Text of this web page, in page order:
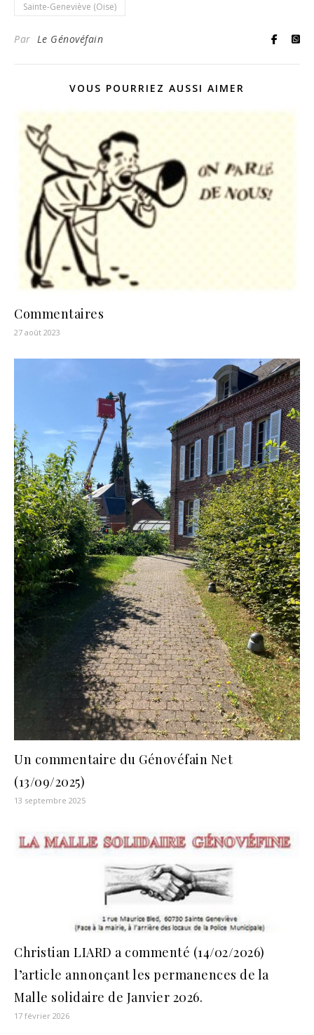
Sainte-Geneviève (Oise)
Par Le Génovéfain
VOUS POURRIEZ AUSSI AIMER
Commentaires
27 août 2023
Un commentaire du Génovéfain Net
(13/09/2025)
13 septembre 2025
Christian LIARD a commenté (14/02/2026)
l’article annonçant les permanences de la
Malle solidaire de Janvier 2026.
17 février 2026